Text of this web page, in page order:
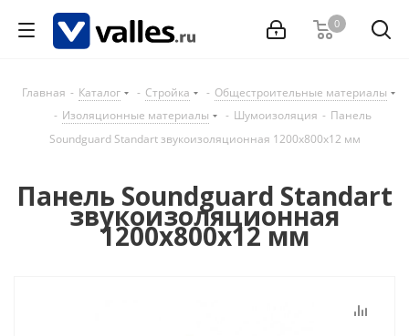
0
Главная - Каталог - Стройка - Общестроительные материалы
- Изоляционные материалы - Шумоизоляция - Панель
Soundguard Standart звукоизоляционная 1200х800х12 мм
Панель Soundguard Standart
звукоизоляционная
1200х800х12 мм